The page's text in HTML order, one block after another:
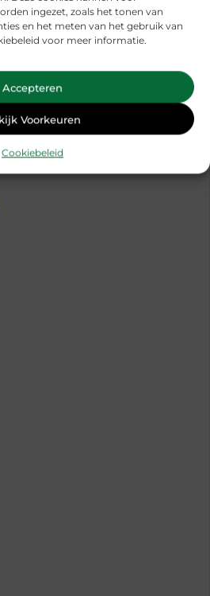
ingezet, zoals het tonen van
en het meten van het gebruik van
voor meer informatie.
Accepteren
Voorkeuren
Cookiebeleid